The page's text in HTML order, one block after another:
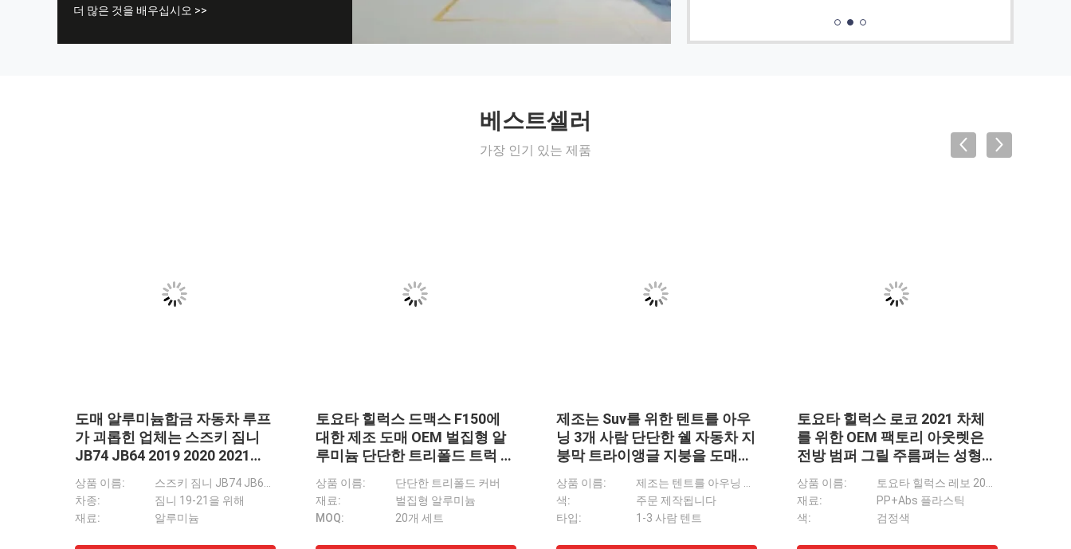
보드, 롤바, 루프랙 등 전문업체입니다.우리의 모든 제
더 많은 것을 배우십시오 >>
베스트셀러
가장 인기 있는 제품
4x4 플라스틱 LED 전등
제품명:
재료:
ABS 플라스틱
자동차:
볼보 프킨들 사슴 가드 표준 / 주문 제작된 몸집 빠른 배달 시간
표준/보편적인 지붕 상자 백색과 까만 긴 서비스 기간을 주문을 받아서 만들었습니다